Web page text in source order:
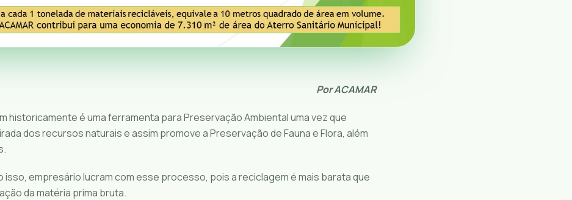
Por ACAMAR
historicamente é uma ferramenta para Preservação Ambiental uma vez que
dos recursos naturais e assim promove a Preservação de Fauna e Flora, além
isso, empresário lucram com esse processo, pois a reciclagem é mais barata que
da matéria prima bruta.